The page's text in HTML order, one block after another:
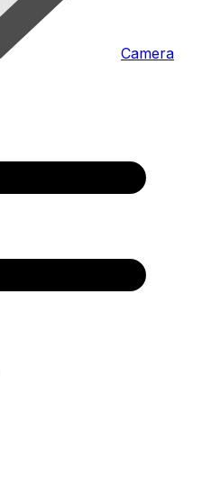
Camera